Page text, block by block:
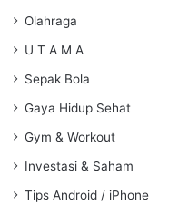
Olahraga
U T A M A
Sepak Bola
Gaya Hidup Sehat
Gym & Workout
Investasi & Saham
Tips Android / iPhone